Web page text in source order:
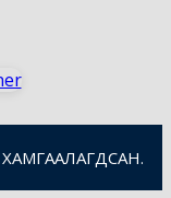
ХАМГААЛАГДСАН.